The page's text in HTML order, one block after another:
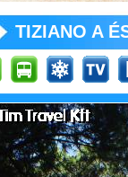
TIZIANO A